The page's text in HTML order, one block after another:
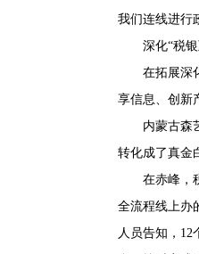
我们连线进行
深化“税
在拓展深
享信息、创新
内蒙古森
转化成了真金
在赤峰，
全流程线上办
人员告知，12